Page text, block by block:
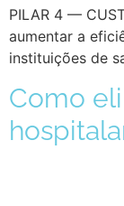
PILAR 4 —
aumentar a
instituições de
Como